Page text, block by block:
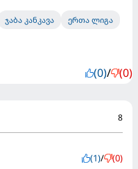
ჯაბა კანკავა
ერთა ლიგა
(0)/ (0)
8
(1)/ (0)